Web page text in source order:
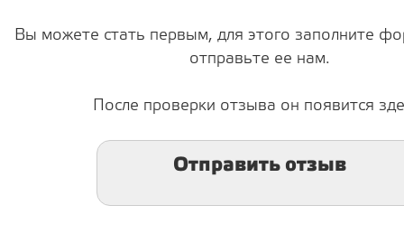
Вы можете стать первым, для этого заполните
отправьте ее нам.
После проверки отзыва он появится
Отправить отзыв